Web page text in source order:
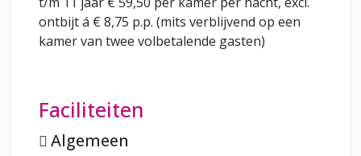
ontbijt á € 8,75 p.p. (mits verblijvend op een
kamer van twee volbetalende gasten)
Faciliteiten
Algemeen